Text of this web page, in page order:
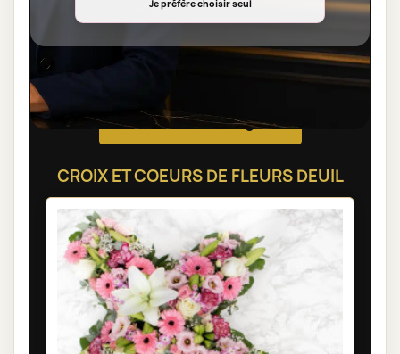
Voir toute la catégorie
CROIX ET COEURS DE FLEURS DEUIL
Je préfère choisir seul